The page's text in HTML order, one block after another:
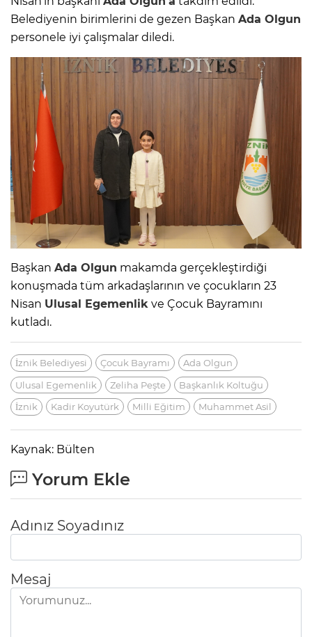
Belediyenin birimlerini de gezen Başkan Ada Olgun
personele iyi çalışmalar diledi.
Başkan Ada Olgun makamda gerçekleştirdiği
konuşmada tüm arkadaşlarının ve çocukların 23
Nisan Ulusal Egemenlik ve Çocuk Bayramını
kutladı.
İznik Belediyesi Çocuk Bayramı
Ada Olgun
Ulusal Egemenlik
Zeliha Peşte
Başkanlık Koltuğu
İznik
Kadir Koyutürk Milli Eğitim Muhammet Asil
Kaynak: Bülten
Yorum Ekle
Adınız Soyadınız
Mesaj